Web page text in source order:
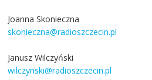
Joanna Skonieczna
skonieczna@radioszczecin.pl
Janusz Wilczyński
wilczynski@radioszczecin.pl